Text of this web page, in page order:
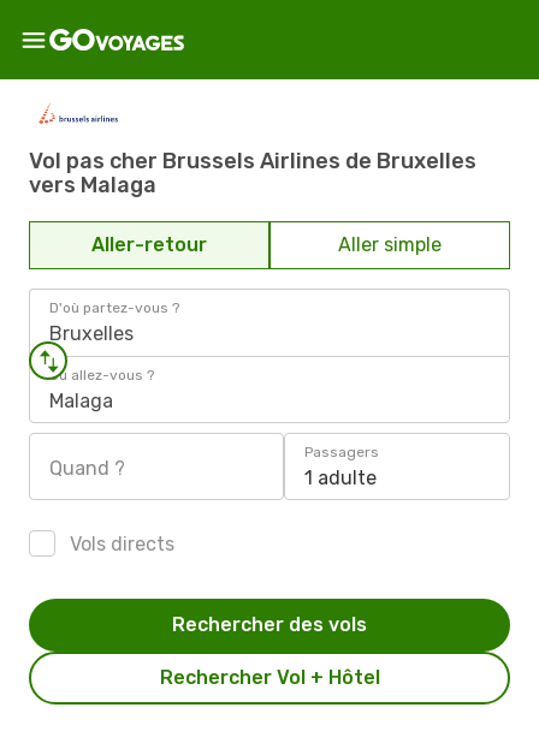
Vol pas cher Brussels Airlines de Bruxelles
vers Malaga
Aller-retour Aller simple
D'où partez-vous ?
Bruxelles
Où allez-vous ?
Malaga
Quand ?
Passagers
1 adulte
Vols directs
Rechercher Vol + Hôtel
Rechercher des vols